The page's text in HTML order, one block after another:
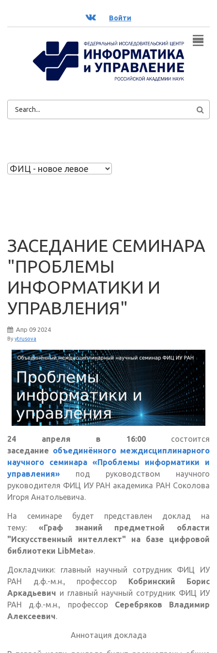
ВК Войти
ФОРМА
ЗАСЕДАНИЕ СЕМИНАРА
"ПРОБЛЕМЫ
ИНФОРМАТИКИ И
УПРАВЛЕНИЯ"
Апр 09 2024
By ytrusova
24 апреля в 16:00 состоится
заседание объединённого междисциплинарного
научного семинара «Проблемы информатики и
управления» под руководством научного
руководителя ФИЦ ИУ РАН академика РАН Соколова
Игоря Анатольевича.
На семинаре будет представлен доклад на
тему: «Граф знаний предметной области
"Искусственный интеллект" на базе цифровой
библиотеки LibMeta».
Докладчики: главный научный сотрудник ФИЦ ИУ
РАН д.ф.-м.н., профессор Кобринский Борис
Аркадьевич и главный научный сотрудник ФИЦ ИУ
РАН д.ф.-м.н., профессор Серебряков Владимир
Алексеевич.
Аннотация доклада